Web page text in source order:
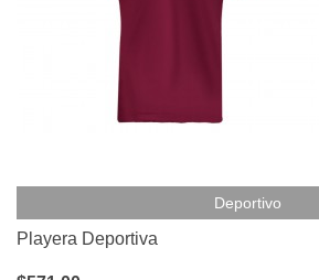
Deportivo
Playera Deportiva